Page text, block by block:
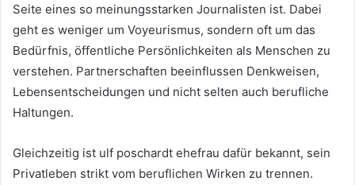
Seite eines so meinungsstarken Journalisten ist. Dabei
geht es weniger um Voyeurismus, sondern oft um das
Bedürfnis, öffentliche Persönlichkeiten als Menschen zu
verstehen. Partnerschaften beeinflussen Denkweisen,
Lebensentscheidungen und nicht selten auch berufliche
Haltungen.
Gleichzeitig ist ulf poschardt ehefrau dafür bekannt, sein
Privatleben strikt vom beruflichen Wirken zu trennen.